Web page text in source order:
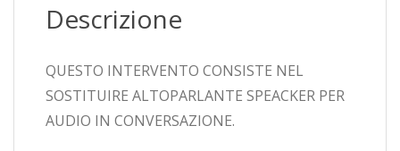
Descrizione
QUESTO INTERVENTO CONSISTE NEL
SOSTITUIRE ALTOPARLANTE SPEACKER PER
AUDIO IN CONVERSAZIONE.